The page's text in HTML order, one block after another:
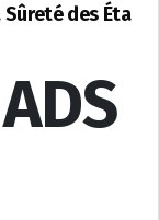
des Éta